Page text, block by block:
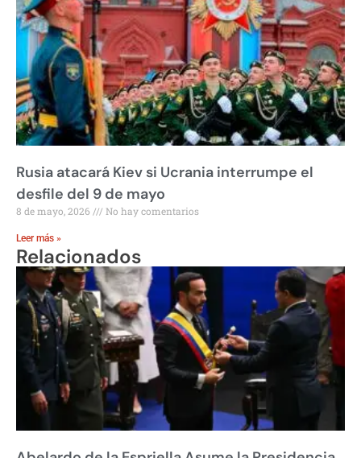
Rusia atacará Kiev si Ucrania interrumpe el
desfile del 9 de mayo
8 de mayo, 2026 No hay comentarios
Leer más »
Relacionados